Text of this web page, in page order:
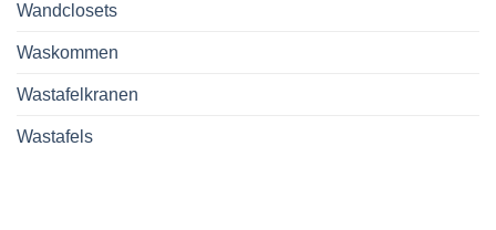
Wandclosets
Waskommen
Wastafelkranen
Wastafels